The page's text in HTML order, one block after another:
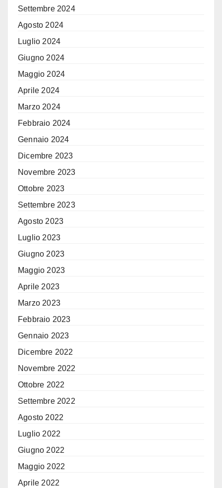
Settembre 2024
Agosto 2024
Luglio 2024
Giugno 2024
Maggio 2024
Aprile 2024
Marzo 2024
Febbraio 2024
Gennaio 2024
Dicembre 2023
Novembre 2023
Ottobre 2023
Settembre 2023
Agosto 2023
Luglio 2023
Giugno 2023
Maggio 2023
Aprile 2023
Marzo 2023
Febbraio 2023
Gennaio 2023
Dicembre 2022
Novembre 2022
Ottobre 2022
Settembre 2022
Agosto 2022
Luglio 2022
Giugno 2022
Maggio 2022
Aprile 2022